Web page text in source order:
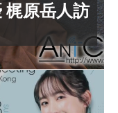
梶原岳人訪